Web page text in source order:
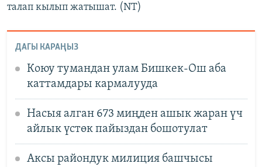
талап кылып жатышат. (NT)
ДАГЫ КАРАҢЫЗ
Коюу тумандан улам Бишкек-Ош аба
каттамдары кармалууда
Насыя алган 673 миңден ашык жаран үч
айлык үстөк пайыздан бошотулат
Аксы райондук милиция башчысы